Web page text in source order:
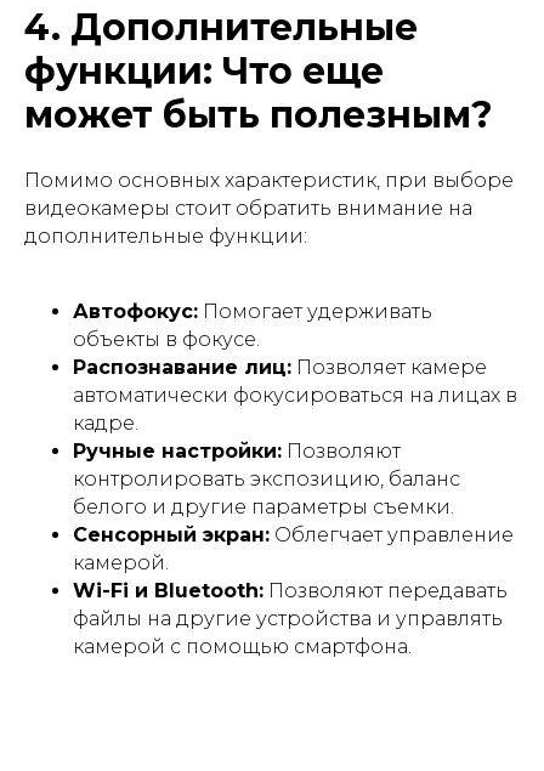
4. Дополнительные
функции: Что еще
может быть полезным?
Помимо основных характеристик, при выборе
видеокамеры стоит обратить внимание на
дополнительные функции:
Автофокус: Помогает удерживать
объекты в фокусе.
Распознавание лиц: Позволяет камере
автоматически фокусироваться на лицах в
кадре.
Ручные настройки: Позволяют
контролировать экспозицию, баланс
белого и другие параметры съемки.
Сенсорный экран: Облегчает управление
камерой.
Wi-Fi и Bluetooth: Позволяют передавать
файлы на другие устройства и управлять
камерой с помощью смартфона.